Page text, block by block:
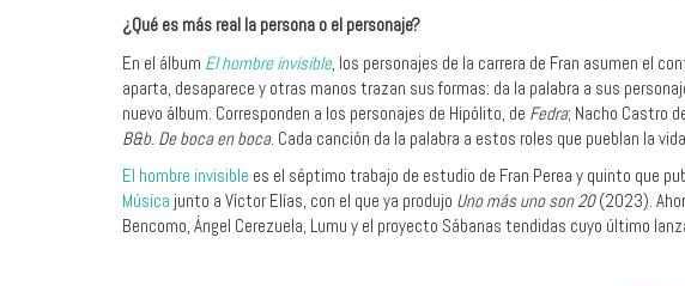
¿Qué es más real la persona o el personaje?
En el álbum El hombre invisible, los personajes de la carrera de Fran asumen el
aparta, desaparece y otras manos trazan sus formas: da la palabra a sus
nuevo álbum. Corresponden a los personajes de Hipólito, de Fedra; Nacho Castro
B&b. De boca en boca. Cada canción da la palabra a estos roles que pueblan la
El hombre invisible es el séptimo trabajo de estudio de Fran Perea y quinto que
Música junto a Víctor Elías, con el que ya produjo Uno más uno son 20(2023).
Bencomo, Ángel Cerezuela, Lumu y el proyecto Sábanas tendidas cuyo último